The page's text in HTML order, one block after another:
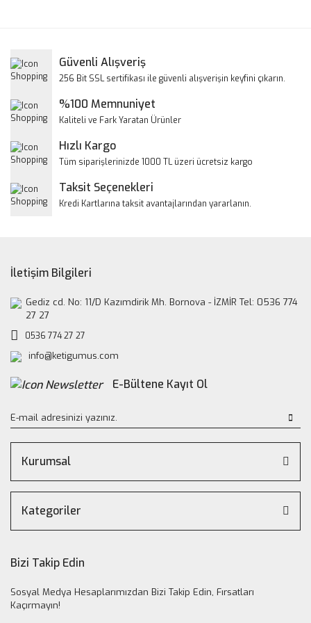
Yorum Yaz
Ürün resmi kalitesiz, bozuk veya görüntülenemiyor.
Ürün bilgilerinde hatalar bulunuyor.
Bu ürüne benzer farklı alternatifler olmalı.
Güvenli Alışveriş
256 Bit SSL sertifikası ile güvenli alışverişin keyfini çıkarın.
%100 Memnuniyet
Kaliteli ve Fark Yaratan Ürünler
Hızlı Kargo
Tüm siparişlerinizde 1000 TL üzeri ücretsiz kargo
Taksit Seçenekleri
Kredi Kartlarına taksit avantajlarından yararlanın.
İletişim Bilgileri
Gediz cd. No: 11/D Kazımdirik Mh. Bornova - İZMİR Tel: 0536 774
27 27
0536 774 27 27
info@ketigumus.com
E-Bültene Kayıt Ol
Kurumsal
Kategoriler
Bizi Takip Edin
Sosyal Medya Hesaplarımızdan Bizi Takip Edin, Fırsatları
Kaçırmayın!